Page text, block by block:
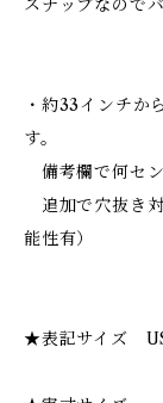
スナップなので
・約33インチか
す。
備考欄で何セン
追加で穴抜き
能性有）
★表記サイズ